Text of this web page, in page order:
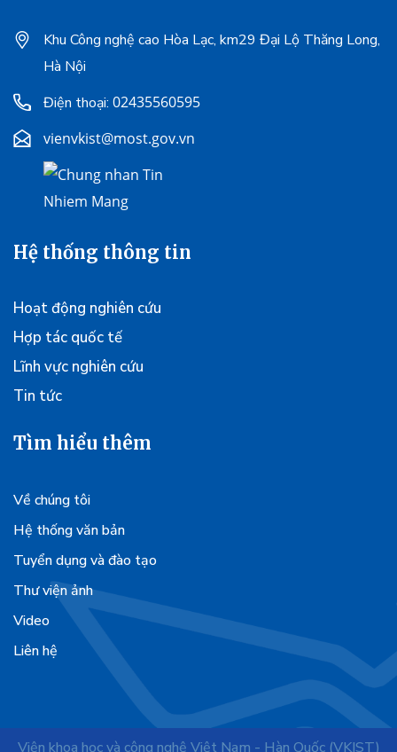
Khu Công nghệ cao Hòa Lạc, km29 Đại Lộ Thăng Long,
Hà Nội
Điện thoại: 02435560595
vienvkist@most.gov.vn
Hệ thống thông tin
Hoạt động nghiên cứu
Hợp tác quốc tế
Lĩnh vực nghiên cứu
Tin tức
Tìm hiểu thêm
Về chúng tôi
Hệ thống văn bản
Tuyển dụng và đào tạo
Thư viện ảnh
Video
Liên hệ
Viện khoa học và công nghệ Việt Nam - Hàn Quốc (VKIST)